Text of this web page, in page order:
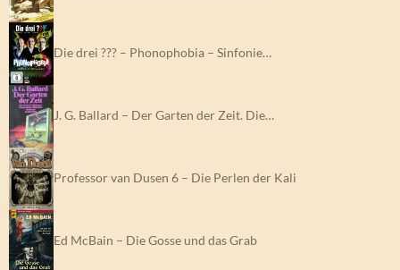
Die drei ??? – Phonophobia – Sinfonie…
J. G. Ballard – Der Garten der Zeit. Die…
Professor van Dusen 6 – Die Perlen der Kali
Ed McBain – Die Gosse und das Grab